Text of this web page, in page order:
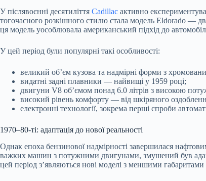
У післявоєнні десятиліття Cadillac активно
тогочасного розкішного стилю стала модель Eldorado —
ця модель уособлювала американський підхід до
У цей період були популярні такі особливості:
великий об’єм кузова та надмірні форми з
видатні задні плавники — найвищі у 1959 році;
двигуни V8 об’ємом понад 6.0 літрів з високою
високий рівень комфорту — від шкіряного
електронні технології, зокрема перші спроби
1970–80-ті: адаптація до нової реальності
Однак епоха бензинової надмірності завершилася
важких машин з потужними двигунами, змушений був
цей період з’являються нові моделі з меншими